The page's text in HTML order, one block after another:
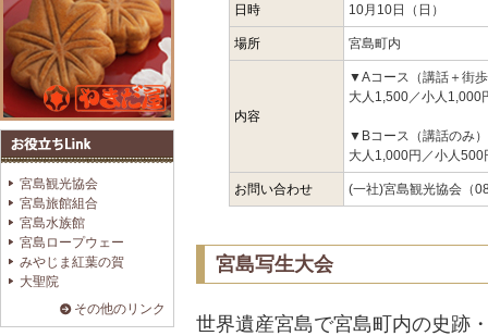
日時 10月10日（日）
場所 宮島町内
内容
▼Aコース（講話＋街
大人1,500／小人1,000
▼Bコース（講話のみ
大人1,000円／小人500
お問い合わせ (一社)宮島観光協会（
宮島写生大会
世界遺産宮島で宮島町内の史跡
宮島観光協会
宮島旅館組合
宮島水族館
宮島ロープウェー
みやじま紅葉の賀
大聖院
その他のリンク